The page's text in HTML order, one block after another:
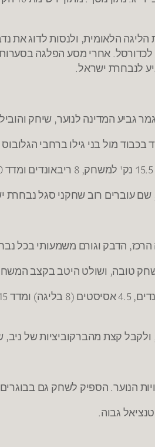
הליגה הלאומית, ולנסות לדוג
שחקן עד גיל 22 עם חיידק בריא
לנבחרת ישראל.
גביע המדינה לנוער, שיחק
מול בני גילו ברחבי
שם עוברים רוב שחקני סגל
הדבק וגורם משמעותי בכל
משחק טובה, ושולט היטב בקצב
קצת מהברקוביציות של ניב,
גבוה.